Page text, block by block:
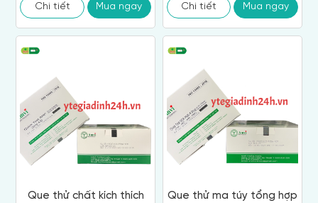
Chi tiết Mua ngay Chi tiết Mua ngay
Que thử chất kích thích
Que thử ma túy tổng hợp